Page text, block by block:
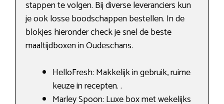
stappen te volgen. Bij diverse leveranciers kun
je ook losse boodschappen bestellen. In de
blokjes hieronder check je snel de beste
maaltijdboxen in Oudeschans.
HelloFresh: Makkelijk in gebruik, ruime
keuze in recepten. .
Marley Spoon: Luxe box met wekelijks